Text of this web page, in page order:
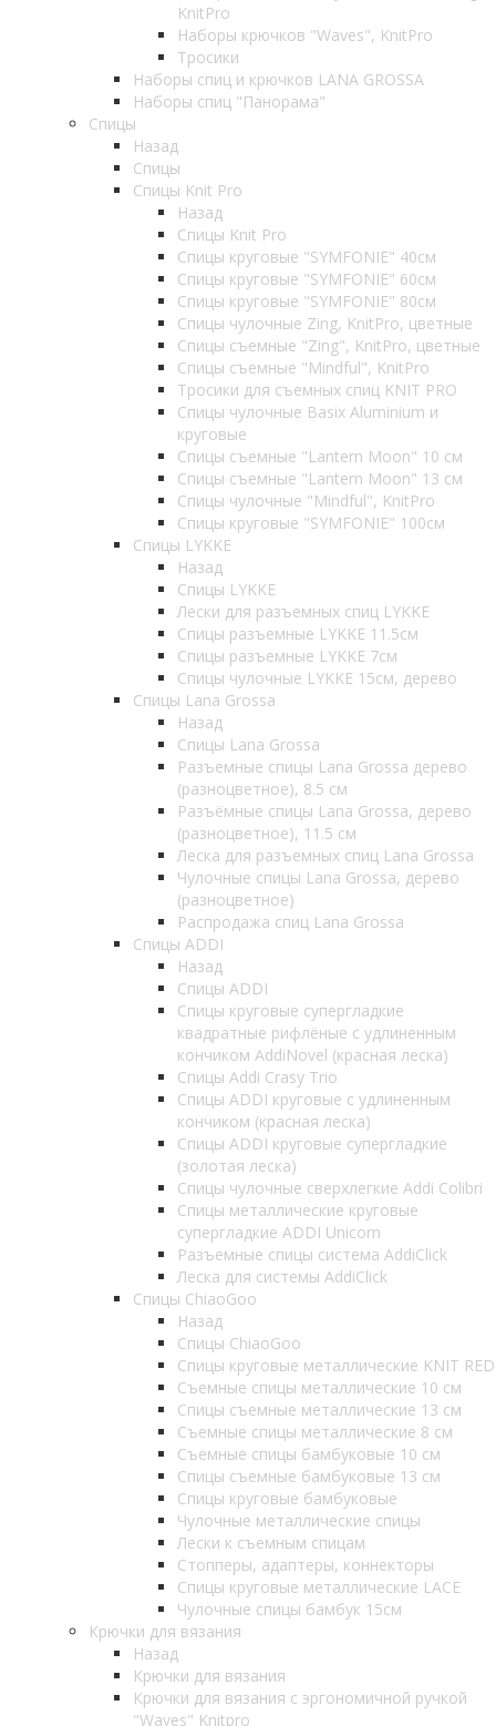
KnitPro
Наборы крючков "Waves", KnitPro
Тросики
Наборы спиц и крючков LANA GROSSA
Наборы спиц "Панорама"
Спицы
Назад
Спицы
Спицы Knit Pro
Назад
Спицы Knit Pro
Спицы круговые "SYMFONIE" 40см
Спицы круговые "SYMFONIE" 60см
Спицы круговые "SYMFONIE" 80см
Спицы чулочные Zing, KnitPro, цветные
Спицы съемные "Zing", KnitPro, цветные
Спицы съемные "Mindful", KnitPro
Тросики для съемных спиц KNIT PRO
Спицы чулочные Basix Aluminium и
круговые
Спицы съемные "Lantern Moon" 10 см
Спицы съемные "Lantern Moon" 13 см
Спицы чулочные "Mindful", KnitPro
Спицы круговые "SYMFONIE" 100см
Спицы LYKKE
Назад
Спицы LYKKE
Лески для разъемных спиц LYKKE
Спицы разъемные LYKKE 11.5см
Спицы разъемные LYKKE 7см
Спицы чулочные LYKKE 15см, дерево
Спицы Lana Grossa
Назад
Спицы Lana Grossa
Разъемные спицы Lana Grossa дерево
(разноцветное), 8.5 см
Разъёмные спицы Lana Grossa, дерево
(разноцветное), 11.5 см
Леска для разъемных спиц Lana Grossa
Чулочные спицы Lana Grossa, дерево
(разноцветное)
Распродажа спиц Lana Grossa
Спицы ADDI
Назад
Спицы ADDI
Спицы круговые супергладкие
квадратные рифлёные с удлиненным
кончиком AddiNovel (красная леска)
Спицы Addi Crasy Trio
Спицы ADDI круговые с удлиненным
кончиком (красная леска)
Спицы ADDI круговые супергладкие
(золотая леска)
Спицы чулочные сверхлегкие Addi Colibri
Спицы металлические круговые
супергладкие ADDI Unicorn
Разъемные спицы система AddiClick
Леска для системы AddiClick
Спицы ChiaoGoo
Назад
Спицы ChiaoGoo
Спицы круговые металлические KNIT RED
Съемные спицы металлические 10 см
Спицы съемные металлические 13 см
Съемные спицы металлические 8 см
Съемные спицы бамбуковые 10 см
Спицы съемные бамбуковые 13 см
Спицы круговые бамбуковые
Чулочные металлические спицы
Лески к съемным спицам
Стопперы, адаптеры, коннекторы
Спицы круговые металлические LACE
Чулочные спицы бамбук 15см
Крючки для вязания
Назад
Крючки для вязания
Крючки для вязания с эргономичной ручкой
"Waves" Knitpro